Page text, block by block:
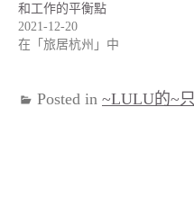
和工作的平衡點
2021-12-20
在「旅居杭州」中
Posted in ~LULU的~